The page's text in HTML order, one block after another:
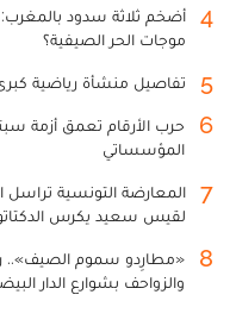
4
أضخم ثلاثة سدود
موجات الحر الصيفية؟
5 تفاصيل منشأة رياضية كبرى
6
حرب الأرقام تعمق أزمة
المؤسساتي
7
المعارضة التونسية تراسل
لقيس سعيد يكرس
8
«مطارِدو سموم الصيف»..
والزواحف بشوارع الدار